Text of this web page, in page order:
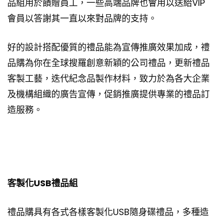
品組用於饋贈員工，一些高端品牌也會用以送給VIP
會員以答謝其一直以來對品牌的支持。
好的設計搭配優質的禮品能為宣傳推廣效果加成，禮
品購為你在全球搜羅創意新穎的公司禮品，更新禮品
客製工藝，迭代紀念品製作材料，致力於為各大企業
及機構組織的廣告宣傳，促銷推廣提供專業的禮品訂
造服務。
客製化USB禮品組
禮品購具有各式各樣客製化USB隨身碟禮品，多種造